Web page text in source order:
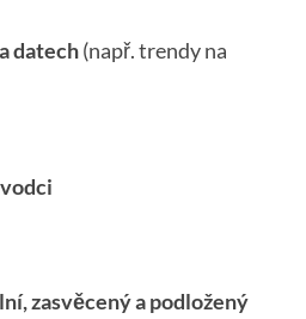
datech(např. trendy na
zasvěcený a podložený